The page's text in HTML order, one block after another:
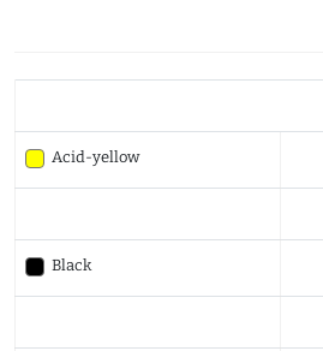
Acid-yellow
Black